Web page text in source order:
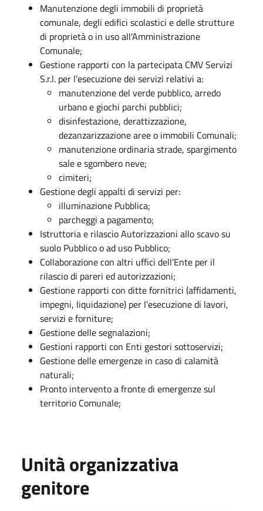
Manutenzione degli immobili di proprietà
comunale, degli edifici scolastici e delle strutture
di proprietà o in uso all'Amministrazione
Comunale;
Gestione rapporti con la partecipata CMV Servizi
S.r.l. per l’esecuzione dei servizi relativi a:
manutenzione del verde pubblico, arredo
urbano e giochi parchi pubblici;
disinfestazione, derattizzazione,
dezanzarizzazione aree o immobili Comunali;
manutenzione ordinaria strade, spargimento
sale e sgombero neve;
cimiteri;
Gestione degli appalti di servizi per:
illuminazione Pubblica;
parcheggi a pagamento;
Istruttoria e rilascio Autorizzazioni allo scavo su
suolo Pubblico o ad uso Pubblico;
Collaborazione con altri uffici dell’Ente per il
rilascio di pareri ed autorizzazioni;
Gestione rapporti con ditte fornitrici (affidamenti,
impegni, liquidazione) per l’esecuzione di lavori,
servizi e forniture;
Gestione delle segnalazioni;
Gestioni rapporti con Enti gestori sottoservizi;
Gestione delle emergenze in caso di calamità
naturali;
Pronto intervento a fronte di emergenze sul
territorio Comunale;
Unità organizzativa
genitore